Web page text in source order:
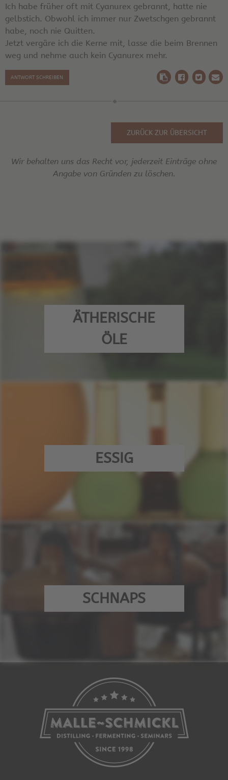
Ich habe früher oft mit Cyanurex gebrannt, hatte nie
gelbstich. Obwohl ich immer nur Zwetschgen gebrannt
habe, noch nie Quitten.
Jetzt vergäre ich die Kerne mit, lasse die beim Brennen
weg und nehme auch kein Cyanurex mehr.
ANTWORT SCHREIBEN
ZURÜCK ZUR ÜBERSICHT
Wir behalten uns das Recht vor, jederzeit Einträge ohne
Angabe von Gründen zu löschen.
ÄTHERISCHE
ÖLE
ESSIG
SCHNAPS